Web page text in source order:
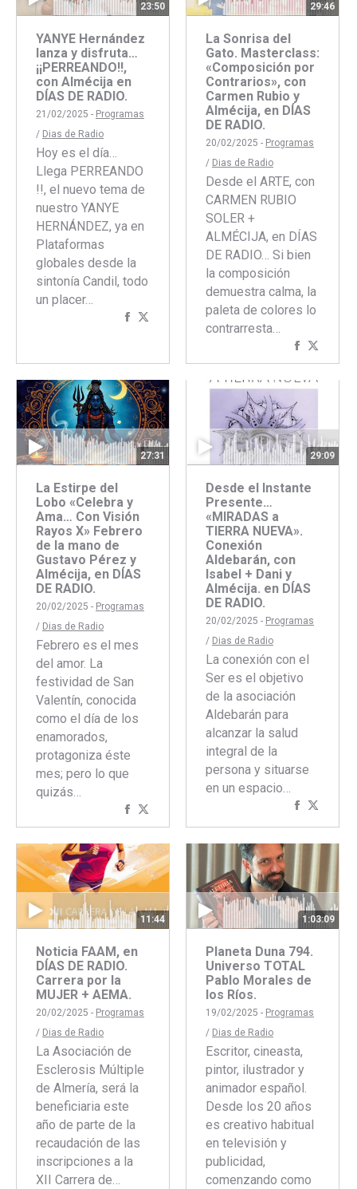
23:50
YANYE Hernández
lanza y disfruta…
¡¡PERREANDO!!,
con Almécija en
DÍAS DE RADIO.
21/02/2025 - Programas
/ Dias de Radio
Hoy es el día…
Llega PERREANDO
!!, el nuevo tema de
nuestro YANYE
HERNÁNDEZ, ya en
Plataformas
globales desde la
sintonía Candil, todo
un placer…
Compartir
29:46
La Sonrisa del
Gato. Masterclass:
«Composición por
Contrarios», con
Carmen Rubio y
Almécija, en DÍAS
DE RADIO.
20/02/2025 - Programas
/ Dias de Radio
Desde el ARTE, con
CARMEN RUBIO
SOLER +
ALMÉCIJA, en DÍAS
DE RADIO… Si bien
la composición
demuestra calma, la
paleta de colores lo
contrarresta…
Compartir
concon
27:31
La Estirpe del
Lobo «Celebra y
Ama… Con Visión
Rayos X» Febrero
de la mano de
Gustavo Pérez y
Almécija, en DÍAS
DE RADIO.
20/02/2025 - Programas
/ Dias de Radio
Febrero es el mes
del amor. La
festividad de San
Valentín, conocida
como el día de los
enamorados,
protagoniza éste
mes; pero lo que
quizás…
Compartir
con
Facebook
con
Twitter
29:09
Desde el Instante
Presente…
«MIRADAS a
TIERRA NUEVA».
Conexión
Aldebarán, con
Isabel + Dani y
Almécija. en DÍAS
DE RADIO.
20/02/2025 - Programas
/ Dias de Radio
La conexión con el
Ser es el objetivo
de la asociación
Aldebarán para
alcanzar la salud
integral de la
persona y situarse
en un espacio…
Compartir
concon
11:44
Noticia FAAM, en
DÍAS DE RADIO.
Carrera por la
MUJER + AEMA.
20/02/2025 - Programas
/ Dias de Radio
La Asociación de
Esclerosis Múltiple
de Almería, será la
beneficiaria este
año de parte de la
recaudación de las
inscripciones a la
XII Carrera de…
1:03:09
Planeta Duna 794.
Universo TOTAL
Pablo Morales de
los Ríos.
19/02/2025 - Programas
/ Dias de Radio
Escritor, cineasta,
pintor, ilustrador y
animador español.
Desde los 20 años
es creativo habitual
en televisión y
publicidad,
comenzando como